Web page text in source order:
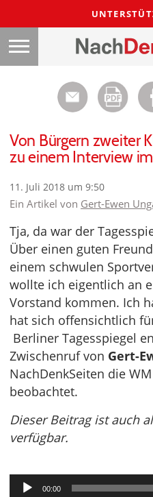
Von Bürgern zweiter
zu einem Interview
11. Juli 2018 um 9:50
Ein Artikel von Gert-Ewen
Tja, da war der
Über einen guten
einem schwulen
wollte ich eigentlich an
Vorstand kommen. Ich
hat sich offensichtlich
Berliner Tagesspiegel
Zwischenruf von Gert-
NachDenkSeiten die
beobachtet.
Dieser Beitrag ist auch
verfügbar.
Audio-00:00